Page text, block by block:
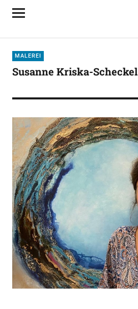
MALEREI
Susanne Kriska-Scheckel